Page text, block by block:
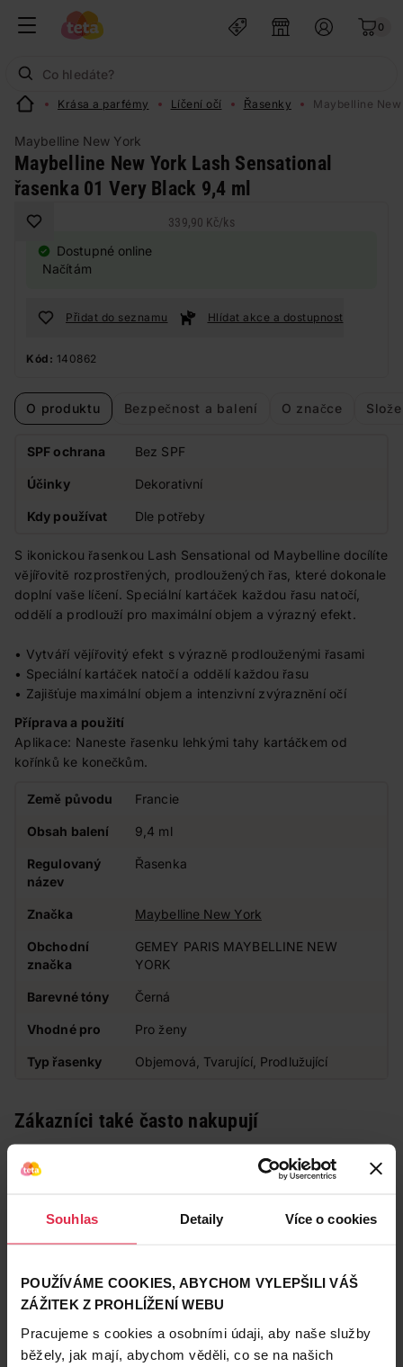
Souhlas Detaily Více o cookies
POUŽÍVÁME COOKIES, ABYCHOM VYLEPŠILI VÁŠ
ZÁŽITEK Z PROHLÍŽENÍ WEBU
Pracujeme s cookies a osobními údaji, aby naše služby
běžely, jak mají, abychom věděli, co se na našich
0
Krása a parfémy Líčení očí Řasenky Maybelline
Maybelline New York
Maybelline New York Lash Sensational
řasenka 01 Very Black 9,4 ml
339,90 Kč/ks
Dostupné online
Načítám
Přidat do seznamu Hlídat akce a dostupnost
Kód: 140862
O produktu Bezpečnost a balení O značce
SPF ochrana Bez SPF
Účinky Dekorativní
Kdy používat Dle potřeby
S ikonickou řasenkou Lash Sensational od Maybelline docílíte
vějířovitě rozprostřených, prodloužených řas, které dokonale
doplní vaše líčení. Speciální kartáček každou řasu natočí,
oddělí a prodlouží pro maximální objem a výrazný efekt.
• Vytváří vějířovitý efekt s výrazně prodlouženými řasami
• Speciální kartáček natočí a oddělí každou řasu
• Zajišťuje maximální objem a intenzivní zvýraznění očí
Příprava a použití
Aplikace: Naneste řasenku lehkými tahy kartáčkem od
kořínků ke konečkům.
Země původu Francie
Obsah balení 9,4 ml
Regulovaný
název
Řasenka
Značka Maybelline New York
Obchodní
značka
GEMEY PARIS MAYBELLINE NEW
YORK
Barevné tóny Černá
Vhodné pro Pro ženy
Typ řasenky Objemová, Tvarující, Prodlužující
Zákazníci také často nakupují